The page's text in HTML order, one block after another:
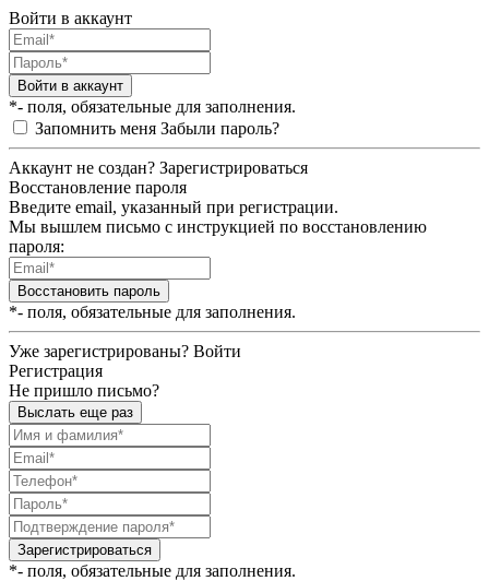
Войти в аккаунт
Войти в аккаунт
*- поля, обязательные для заполнения.
Запомнить меня Забыли пароль?
Аккаунт не создан? Зарегистрироваться
Восстановление пароля
Введите email, указанный при регистрации.
Мы вышлем письмо с инструкцией по восстановлению
пароля:
Восстановить пароль
*- поля, обязательные для заполнения.
Уже зарегистрированы? Войти
Регистрация
Не пришло письмо?
Выслать еще раз
Зарегистрироваться
*- поля, обязательные для заполнения.